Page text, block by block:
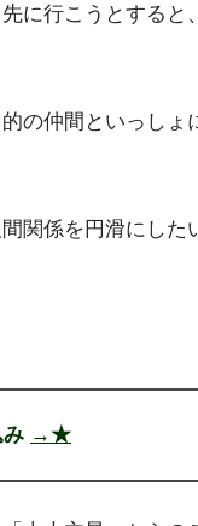
に行こうとする
の仲間といっしょ
関係を円滑にし
→★